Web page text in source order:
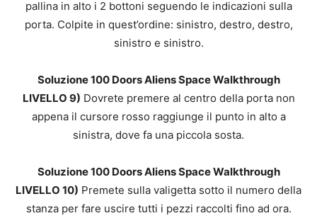
pallina in alto i 2 bottoni seguendo le indicazioni sulla
porta. Colpite in quest’ordine: sinistro, destro, destro,
sinistro e sinistro.
Soluzione 100 Doors Aliens Space Walkthrough
LIVELLO 9) Dovrete premere al centro della porta non
appena il cursore rosso raggiunge il punto in alto a
sinistra, dove fa una piccola sosta.
Soluzione 100 Doors Aliens Space Walkthrough
LIVELLO 10) Premete sulla valigetta sotto il numero della
stanza per fare uscire tutti i pezzi raccolti fino ad ora.